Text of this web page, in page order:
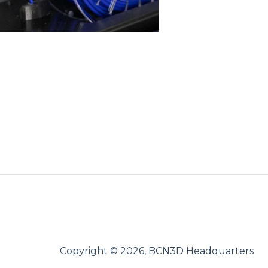
Copyright © 2026, BCN3D Headquarters